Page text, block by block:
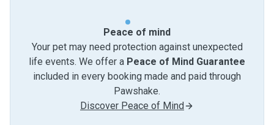
Peace of mind
Your pet may need protection against unexpected
life events. We offer a Peace of Mind Guarantee
included in every booking made and paid through
Pawshake.
Discover Peace of Mind